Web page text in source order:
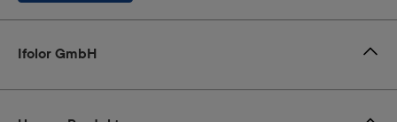
Ifolor GmbH